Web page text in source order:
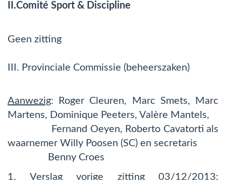
II.Comité Sport & Discipline
Geen zitting
III. Provinciale Commissie (beheerszaken)
Aanwezig: Roger Cleuren, Marc Smets, Marc
Martens, Dominique Peeters, Valère Mantels,
Fernand Oeyen, Roberto Cavatorti als
waarnemer Willy Poosen (SC) en secretaris
Benny Croes
1. Verslag vorige zitting 03/12/2013: